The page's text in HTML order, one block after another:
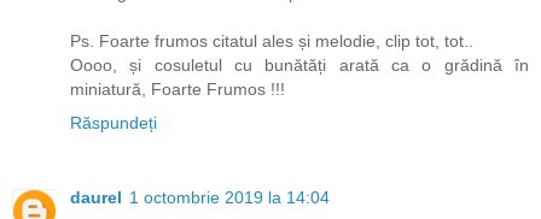
Ps. Foarte frumos citatul ales și melodie, clip tot, tot..
Oooo, și cosuletul cu bunătăți arată ca o grădină în
miniatură, Foarte Frumos !!!
Răspundeți
daurel 1 octombrie 2019 la 14:04